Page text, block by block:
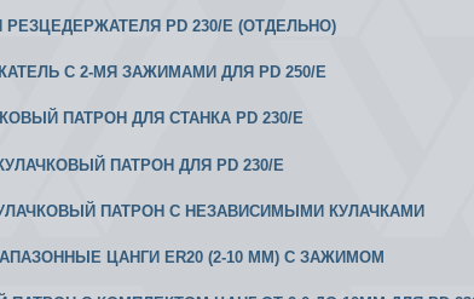
РЕЗЦЕДЕРЖАТЕЛЯ PD 230/E (ОТДЕЛЬНО)
С 2-МЯ ЗАЖИМАМИ ДЛЯ PD 250/E
ПАТРОН ДЛЯ СТАНКА PD 230/E
ПАТРОН ДЛЯ PD 230/E
ПАТРОН С НЕЗАВИСИМЫМИ КУЛАЧКАМИ
ЦАНГИ ER20 (2-10 ММ) С ЗАЖИМОМ